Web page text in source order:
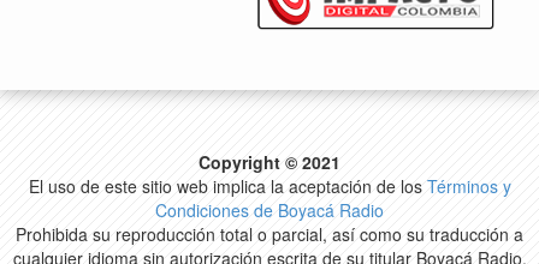
Copyright © 2021
El uso de este sitio web implica la aceptación de los Términos y
Condiciones de Boyacá Radio
Prohibida su reproducción total o parcial, así como su traducción a
cualquier idioma sin autorización escrita de su titular Boyacá Radio.